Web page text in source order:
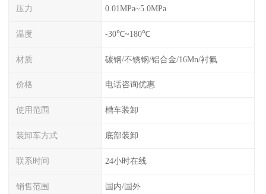
压力 0.01MPa~5.0MPa
温度 -30℃~180℃
材质 碳钢/不锈钢/铝合金/16Mn/衬氟
价格 电话咨询优惠
使用范围 槽车装卸
装卸车方式 底部装卸
联系时间 24小时在线
销售范围 国内/国外